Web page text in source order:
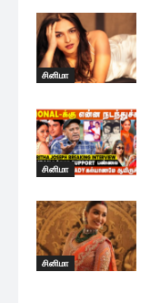
சினிமா
சினிமா
சினிமா